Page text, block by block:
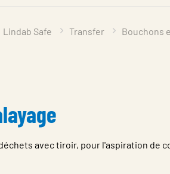
Lindab Safe Transfer Bouchons
avec tiroir, pour l'aspiration de